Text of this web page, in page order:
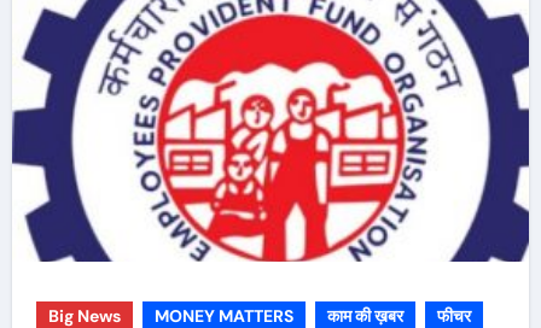
Big News MONEY MATTERS काम की ख़बर फीचर